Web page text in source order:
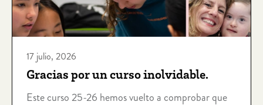
17 julio, 2026
Gracias por un curso inolvidable.
Este curso 25-26 hemos vuelto a comprobar que